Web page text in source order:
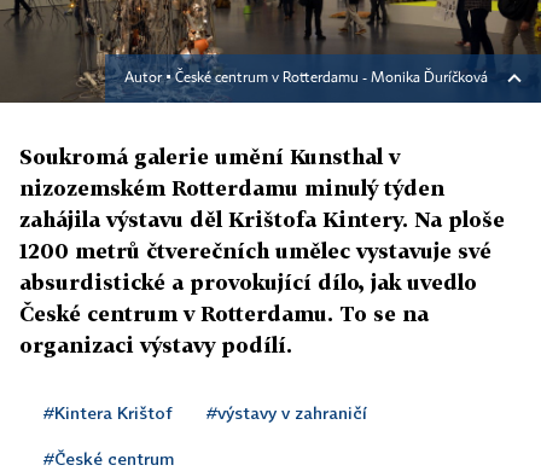
Autor ▪České centrum v Rotterdamu - Monika Ďuríčková
Soukromá galerie umění Kunsthal v
nizozemském Rotterdamu minulý týden
zahájila výstavu děl Krištofa Kintery. Na ploše
1200 metrů čtverečních umělec vystavuje své
absurdistické a provokující dílo, jak uvedlo
České centrum v Rotterdamu. To se na
organizaci výstavy podílí.
#Kintera Krištof #výstavy v zahraničí
#České centrum